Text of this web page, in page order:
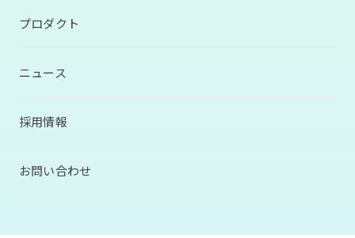
プロダクト
ニュース
採用情報
お問い合わせ